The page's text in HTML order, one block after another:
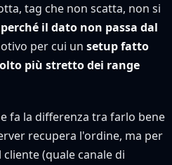
tag che non scatta, non si
perché il dato non passa dal
per cui un setup fatto
più stretto dei range
fa la differenza tra farlo bene
recupera l'ordine, ma per
(quale canale di